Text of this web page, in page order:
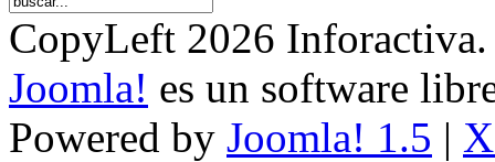
CopyLeft 2026 Inforactiva.
Joomla! es un software
Powered by Joomla! 1.5 |